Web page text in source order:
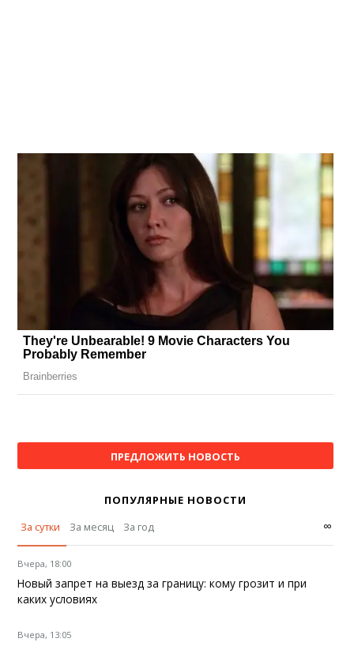
ПРЕДЛОЖИТЬ НОВОСТЬ
ПОПУЛЯРНЫЕ НОВОСТИ
За сутки
За месяц За год ∞
Вчера, 18:00
Новый запрет на выезд за границу: кому грозит и при
каких условиях
Вчера, 13:05